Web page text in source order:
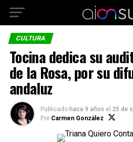
CULTURA
Tocina dedica su
de la Rosa, por su
andaluz
Publicado hace 9 años el 25 de
Por Carmen González